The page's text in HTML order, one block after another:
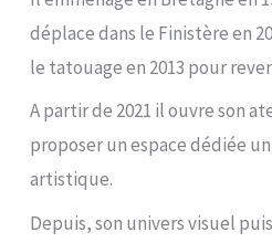
déplace dans le Finistère en
le tatouage en 2013 pour
A partir de 2021 il ouvre son
proposer un espace dédiée
artistique.
Depuis, son univers visuel